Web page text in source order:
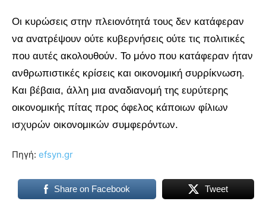
Οι κυρώσεις στην πλειονότητά τους δεν κατάφεραν
να ανατρέψουν ούτε κυβερνήσεις ούτε τις πολιτικές
που αυτές ακολουθούν. Το μόνο που κατάφεραν ήταν
ανθρωπιστικές κρίσεις και οικονομική συρρίκνωση.
Και βέβαια, άλλη μια αναδιανομή της ευρύτερης
οικονομικής πίτας προς όφελος κάποιων φίλιων
ισχυρών οικονομικών συμφερόντων.
Πηγή: efsyn.gr
Share on Facebook Tweet